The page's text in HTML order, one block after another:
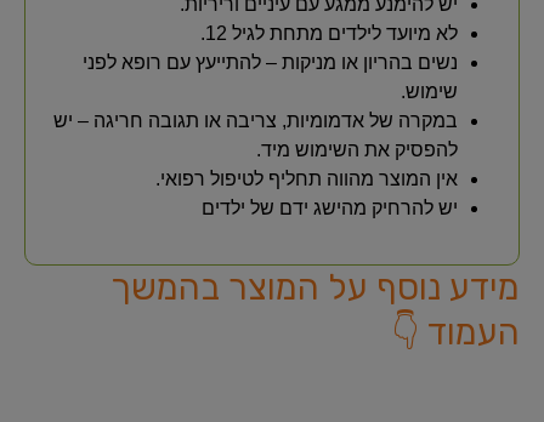
יש להימנע ממגע עם עיניים וריריות.
לא מיועד לילדים מתחת לגיל 12.
נשים בהריון או מניקות – להתייעץ עם רופא לפני
שימוש.
במקרה של אדמומיות, צריבה או תגובה חריגה – יש
להפסיק את השימוש מיד.
אין המוצר מהווה תחליף לטיפול רפואי.
יש להרחיק מהישג ידם של ילדים
מידע נוסף על המוצר בהמשך
העמוד 👇